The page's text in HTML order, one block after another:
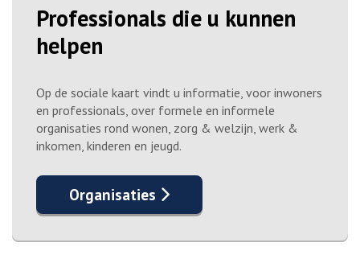
Professionals die u kunnen
helpen
Op de sociale kaart vindt u informatie, voor inwoners
en professionals, over formele en informele
organisaties rond wonen, zorg & welzijn, werk &
inkomen, kinderen en jeugd.
Organisaties